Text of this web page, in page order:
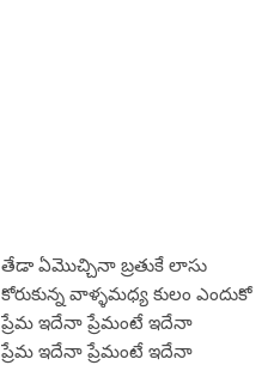
తేడా ఏమొచ్చినా బ్రతుకే లాసు
కోరుకున్న వాళ్ళమధ్య కులం ఎందుకో
ప్రేమ ఇదేనా ప్రేమంటే ఇదేనా
ప్రేమ ఇదేనా ప్రేమంటే ఇదేనా